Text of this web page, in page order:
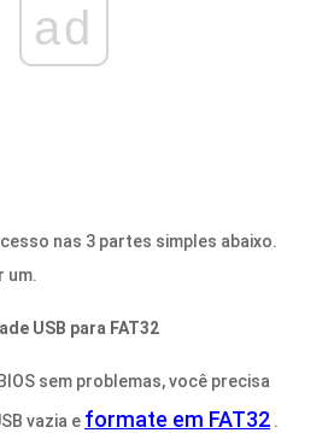
ad
nas 3 partes simples abaixo.
um.
USB para FAT32
sem problemas, você precisa
vazia e formate em FAT32 .